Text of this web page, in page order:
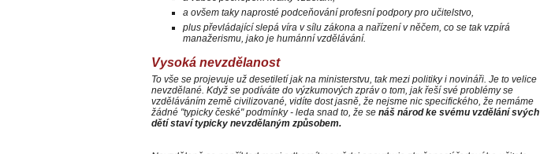
a ovšem taky naprosté podceňování profesní podpory pro učitelstvo,
plus převládající slepá víra v sílu zákona a nařízení v něčem, co se tak vzpírá
manažerismu, jako je humánní vzdělávání.
Vysoká nevzdělanost
To vše se projevuje už desetiletí jak na ministerstvu, tak mezi politiky i novináři. Je to velice
nevzdělané. Když se podíváte do výzkumových zpráv o tom, jak řeší své problémy se
vzděláváním země civilizované, vidíte dost jasně, že nejsme nic specifického, že nemáme
žádné "typicky české" podmínky - leda snad to, že se náš národ ke svému vzdělání svých
dětí staví typicky nevzdělaným způsobem.